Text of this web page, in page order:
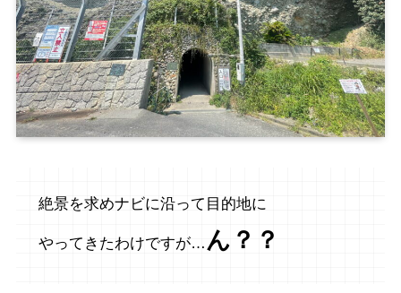
絶景を求めナビに沿って目的地に
やってきたわけですが… ん？？